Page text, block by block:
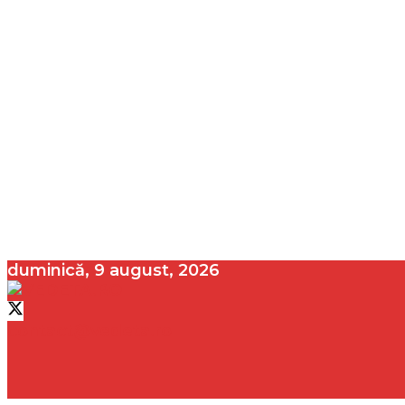
duminică, 9 august, 2026